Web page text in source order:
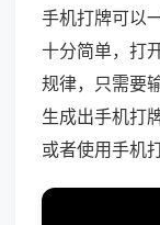
手机打牌可以
十分简单，打
规律，只需要
生成出手机打
或者使用手机